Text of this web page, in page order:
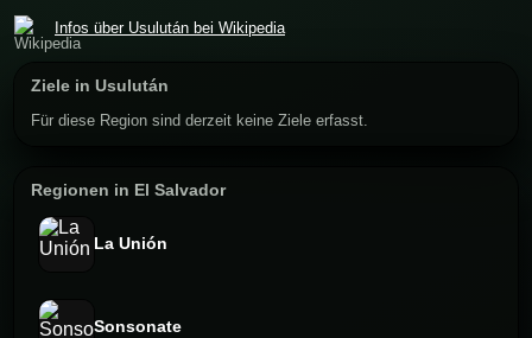
Infos über Usulután bei Wikipedia
Ziele in Usulután
Für diese Region sind derzeit keine Ziele erfasst.
Regionen in El Salvador
La Unión
Sonsonate